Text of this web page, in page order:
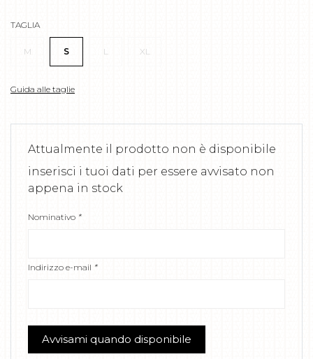
TAGLIA
M S L XL
Guida alle taglie
Attualmente il prodotto non è disponibile
inserisci i tuoi dati per essere avvisato non
appena in stock
Nominativo *
Indirizzo e-mail *
Avvisami quando disponibile